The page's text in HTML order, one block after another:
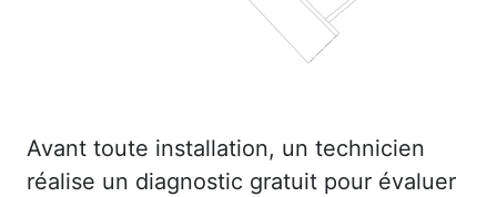
Avant toute installation, un technicien
réalise un diagnostic gratuit pour évaluer